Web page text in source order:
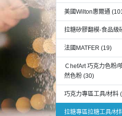
美國Wilton惠爾通
拉糖矽膠翻模-食品級
法國MATFER (19)
ＣhefArt 巧克力色粉/
然色粉 (30)
巧克力專區工具/材料
拉糖專區拉糖工具/材